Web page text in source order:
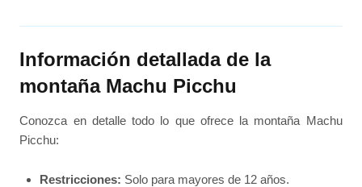
Información detallada de la
montaña Machu Picchu
Conozca en detalle todo lo que ofrece la montaña Machu
Picchu:
Restricciones: Solo para mayores de 12 años.